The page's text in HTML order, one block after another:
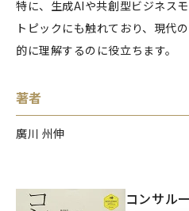
特に、生成AIや共創型ビジネス
トピックにも触れており、現代
的に理解するのに役立ちます。
著者
廣川 州伸
コンサル